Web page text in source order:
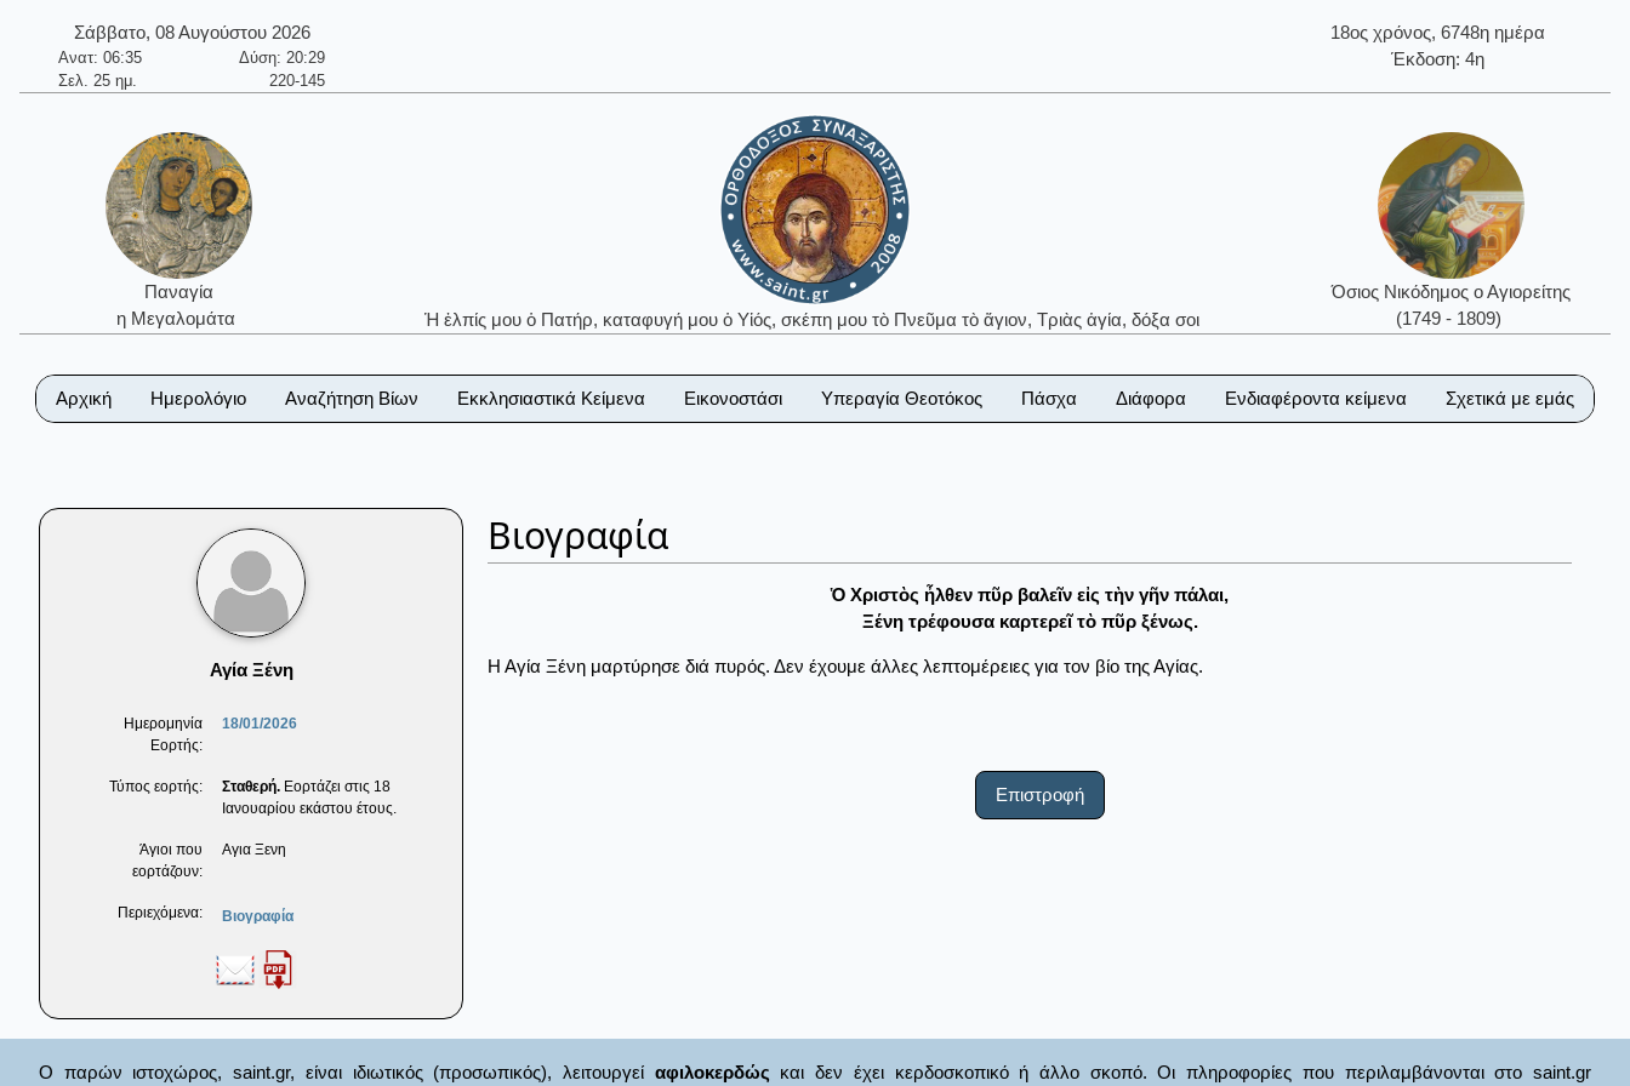
Σάββατο, 08 Αυγούστου 2026
Ανατ: 06:35
Δύση: 20:29
Σελ. 25 ημ.
220-145
18ος χρόνος, 6748η ημέρα
Έκδοση: 4η
Παναγία
η Μεγαλομάτα
Ἡ ἐλπίς μου ὁ Πατήρ, καταφυγή μου ὁ Υἱός, σκέπη μου τὸ Πνεῦμα τὸ ἅγιον, Τριὰς ἁγία, δόξα σοι
Όσιος Νικόδημος ο Αγιορείτης
(1749 - 1809)
Αρχική Ημερολόγιο Αναζήτηση Βίων Εκκλησιαστικά Κείμενα Εικονοστάσι Υπεραγία Θεοτόκος Πάσχα Διάφορα Ενδιαφέροντα κείμενα Σχετικά με εμάς
Αγία Ξένη
Ημερομηνία
Εορτής:
18/01/2026
Τύπος εορτής: Σταθερή. Εορτάζει στις 18
Ιανουαρίου εκάστου έτους.
Άγιοι που
εορτάζουν:
Αγια Ξενη
Περιεχόμενα: Βιογραφία
Βιογραφία
Ὁ Χριστὸς ἦλθεν πῦρ βαλεῖν εἰς τὴν γῆν πάλαι,
Ξένη τρέφουσα καρτερεῖ τὸ πῦρ ξένως.
Η Αγία Ξένη μαρτύρησε διά πυρός. Δεν έχουμε άλλες λεπτομέρειες για τον βίο της Αγίας.
Επιστροφή
Ο παρών ιστοχώρος, saint.gr, είναι ιδιωτικός (προσωπικός), λειτουργεί αφιλοκερδώς και δεν έχει κερδοσκοπικό ή άλλο σκοπό. Οι πληροφορίες που περιλαμβάνονται στο saint.gr